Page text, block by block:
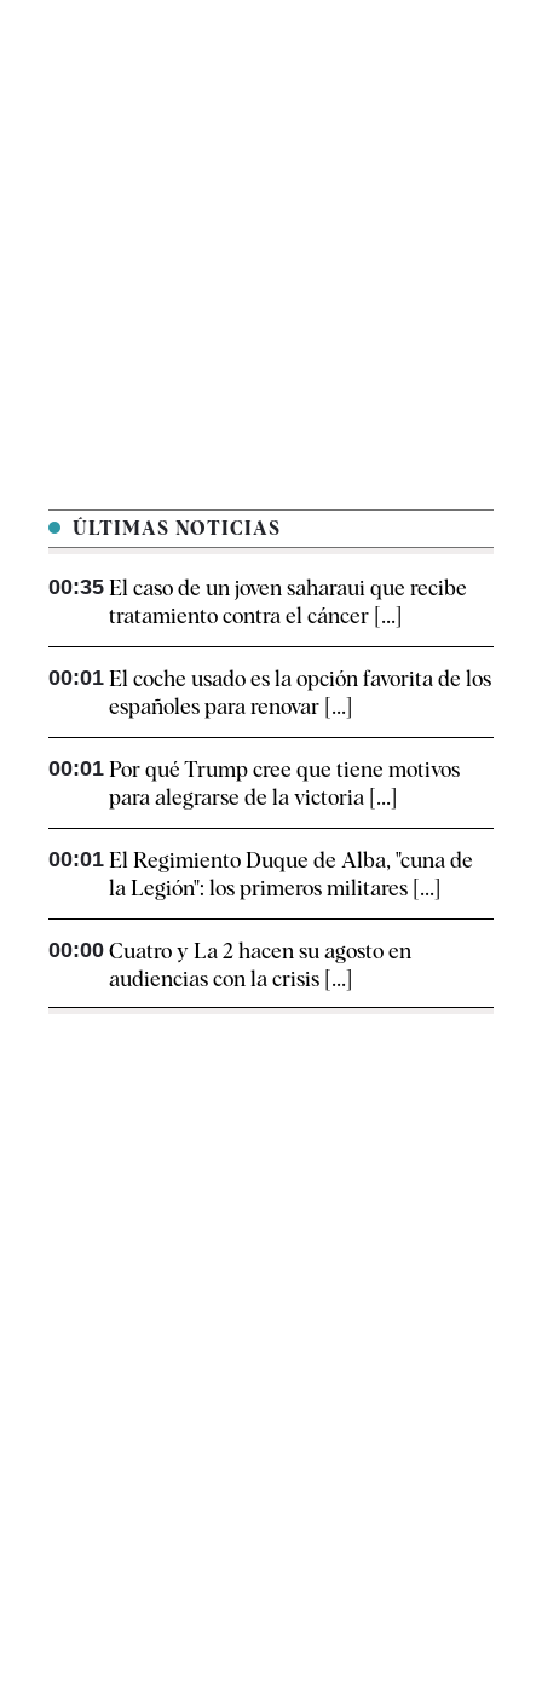
ÚLTIMAS NOTICIAS
00:35 El caso de un joven saharaui que recibe
tratamiento contra el cáncer [...]
00:01 El coche usado es la opción favorita de los
españoles para renovar [...]
00:01 Por qué Trump cree que tiene motivos
para alegrarse de la victoria [...]
00:01 El Regimiento Duque de Alba, "cuna de
la Legión": los primeros militares [...]
00:00 Cuatro y La 2 hacen su agosto en
audiencias con la crisis [...]